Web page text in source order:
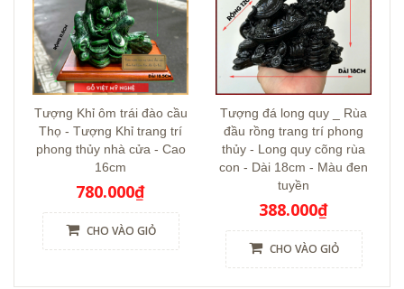
Tượng Khỉ ôm trái đào cầu
Thọ - Tượng Khỉ trang trí
phong thủy nhà cửa - Cao
16cm
780.000₫
CHO VÀO GIỎ
Tượng đá long quy _ Rùa
đầu rồng trang trí phong
thủy - Long quy cõng rùa
con - Dài 18cm - Màu đen
tuyền
388.000₫
CHO VÀO GIỎ